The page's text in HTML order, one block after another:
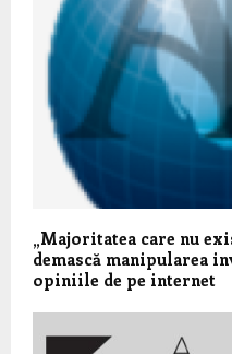
„Majoritatea care nu
demască manipularea
opiniile de pe internet